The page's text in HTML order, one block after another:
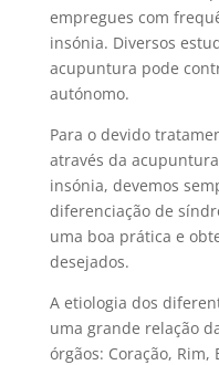
empregues com
insónia. Diversos
acupuntura pode
autónomo.
Para o devido
através da
insónia, devemos
diferenciação de
uma boa prática e
desejados.
A etiologia dos
uma grande relação
órgãos: Coração, Rim,